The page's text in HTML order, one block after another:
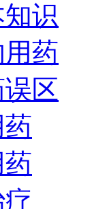
识
药
区